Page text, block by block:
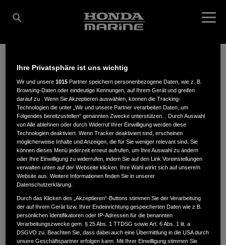
HAUMANN
MOTORENSERVICE KG
Zum Schlut 1a,28309,Bremen
ANFAHRTSBESCHREIBUNG ANFORDERN
WEBSITE
Ihre Privatsphäre ist uns wichtig
Wir und unsere1015 Partner speichern personenbezogene Daten, wie z. B.
Browsing-Daten oder eindeutige Kennungen, auf Ihrem Gerät und greifen
darauf zu . Wenn Sie Akzeptieren auswählen, können die Tracking-
Technologien die unter „Wir und unsere Partner verarbeiten Daten, um
Folgendes bereitzustellen“ genannten Zwecke unterstützen. . Durch Auswahl
von Alle ablehnen oder durch Widerruf Ihrer Einwilligung werden diese
Technologien deaktiviert. Wenn Tracker deaktiviert sind, erscheinen
möglicherweise Inhalte und Anzeigen, die für Sie weniger relevant sind. Sie
können dieses Menü jederzeit erneut aufrufen, um Ihre Auswahl zu ändern
oder Ihre Einwilligung zu widerrufen, indem Sie auf den Link Voreinstellungen
verwalten unten auf der Webseite klicken. Ihre Wahl wirkt sich auf unsere/n
Website aus. Weitere Informationen finden Sie in unserer
Datenschutzerklärung.
Durch das Klicken des „Akzeptieren“-Buttons stimmen Sie der Verarbeitung
der auf Ihrem Gerät bzw. Ihrer Endeinrichtung gespeicherten Daten wie z.B.
persönlichen Identifikatoren oder IP-Adressen für die benannten
Verarbeitungszwecke gem. § 25 Abs. 1 TTDSG sowie Art. 6 Abs. 1 lit. a
DSGVO zu. Beachten Sie, dass dabei auch eine Übermittlung in die USA durch
unsere Geschäftspartner erfolgen kann. Mit Ihrer Einwilligung stimmen Sie